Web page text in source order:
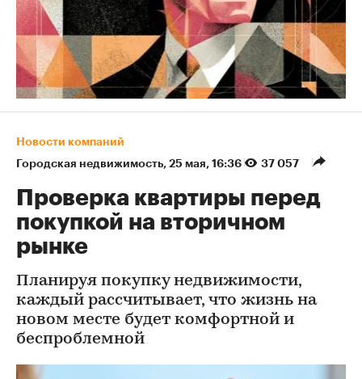
Новости компаний
Городская недвижимость⁠, 25 мая, 16:36 37 057
Проверка квартиры перед
покупкой на вторичном
рынке
Планируя покупку недвижимости,
каждый рассчитывает, что жизнь на
новом месте будет комфортной и
беспроблемной